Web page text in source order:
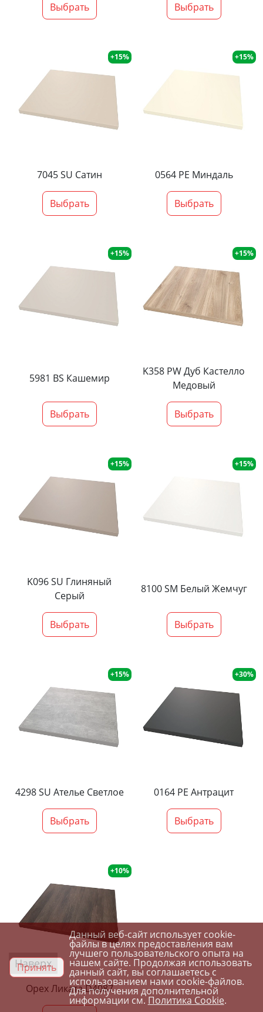
Выбрать Выбрать
+15%
7045 SU Сатин
Выбрать
+15%
0564 PE Миндаль
Выбрать
+15%
5981 BS Кашемир
Выбрать
+15%
K358 PW Дуб Кастелло
Медовый
Выбрать
+15%
K096 SU Глиняный
Серый
Выбрать
+15%
8100 SM Белый Жемчуг
Выбрать
+15%
4298 SU Ателье Светлое
Выбрать
+30%
0164 PE Антрацит
Выбрать
+10%
Орех Ликата D4087
Наверх
Принять
Данный веб-сайт использует cookie-
файлы в целях предоставления вам
лучшего пользовательского опыта на
нашем сайте. Продолжая использовать
данный сайт, вы соглашаетесь с
использованием нами cookie-файлов.
Для получения дополнительной
информации см.Политика Cookie.